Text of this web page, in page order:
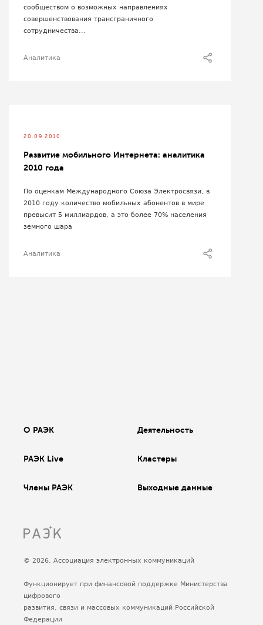
сообществом о возможных направлениях
совершенствования трансграничного
сотрудничества...
Аналитика
20.09.2010
Развитие мобильного Интернета: аналитика
2010 года
По оценкам Международного Союза Электросвязи, в
2010 году количество мобильных абонентов в мире
превысит 5 миллиардов, а это более 70% населения
земного шара
Аналитика
О РАЭК Деятельность
РАЭК Live Кластеры
Члены РАЭК Выходные данные
© 2026, Ассоциация электронных коммуникаций
Функционирует при финансовой поддержке Министерства
цифрового
развития, связи и массовых коммуникаций Российской
Федерации